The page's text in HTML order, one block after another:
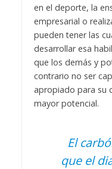
en el deporte, la
empresarial o
pueden tener las
desarrollar esa
que los demás y
contrario no ser
apropiado para su
mayor potencial.
El
que el